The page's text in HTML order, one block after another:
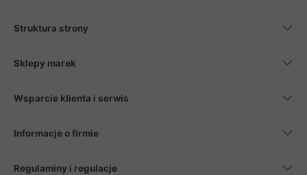
Struktura strony
Sklepy marek
Wsparcie klienta i serwis
Informacje o firmie
Regulaminy i regulacje